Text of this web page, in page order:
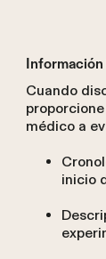
Información
Cuando
médico a
inicio